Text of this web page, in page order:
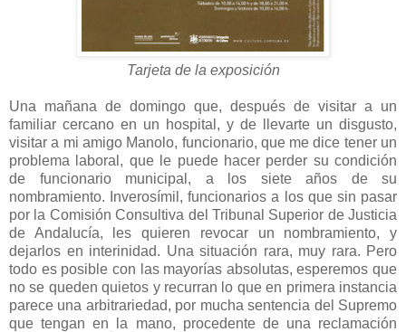
Tarjeta de la exposición
Una mañana de domingo que, después de visitar a un
familiar cercano en un hospital, y de llevarte un disgusto,
visitar a mi amigo Manolo, funcionario, que me dice tener un
problema laboral, que le puede hacer perder su condición
de funcionario municipal, a los siete años de su
nombramiento. Inverosímil, funcionarios a los que sin pasar
por la Comisión Consultiva del Tribunal Superior de Justicia
de Andalucía, les quieren revocar un nombramiento, y
dejarlos en interinidad. Una situación rara, muy rara. Pero
todo es posible con las mayorías absolutas, esperemos que
no se queden quietos y recurran lo que en primera instancia
parece una arbitrariedad, por mucha sentencia del Supremo
que tengan en la mano, procedente de una reclamación